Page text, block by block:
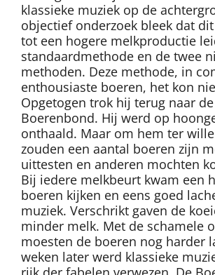
klassieke muziek op de
objectief onderzoek bleek dat
tot een hogere melkproductie
standaardmethode en de twee
methoden. Deze methode, in
enthousiaste boeren, het kon
Opgetogen trok hij terug naar de
Boerenbond. Hij werd op
onthaald. Maar om hem ter
zouden een aantal boeren zijn
uittesten en anderen mochten
Bij iedere melkbeurt kwam een
boeren kijken en eens goed
muziek. Verschrikt gaven de
minder melk. Met de schamele
moesten de boeren nog harder
weken later werd klassieke